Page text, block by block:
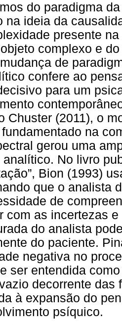
do paradigma
na ideia da
presente
complexo e
de
confere ao
para um
Chuster (2011), o
na
gerou uma
analítico. No livro
Bion (1993)
que o analista
de
com as incertezas
do analista
do paciente.
negativa no
ser entendida
decorrente das
à expansão do
psíquico.